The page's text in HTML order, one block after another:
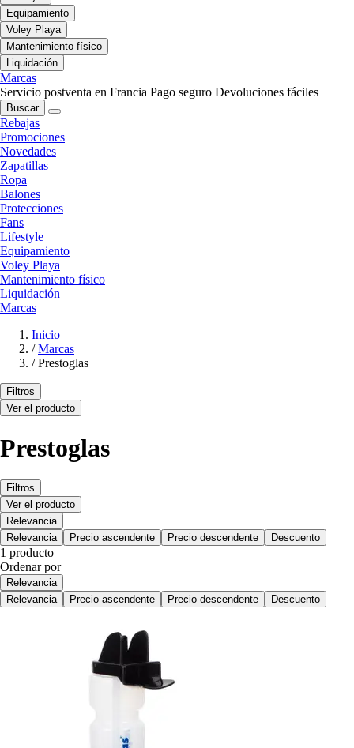
Equipamiento
Voley Playa
Mantenimiento físico
Liquidación
Marcas
Servicio postventa en Francia Pago seguro Devoluciones fáciles
Buscar
Rebajas
Promociones
Novedades
Zapatillas
Ropa
Balones
Protecciones
Fans
Lifestyle
Equipamiento
Voley Playa
Mantenimiento físico
Liquidación
Marcas
Inicio
/ Marcas
/ Prestoglas
Filtros
Ver el producto
Prestoglas
Filtros
Ver el producto
Relevancia
Relevancia
Precio ascendente Precio descendente Descuento
1 producto
Ordenar por
Relevancia
Relevancia
Precio ascendente Precio descendente Descuento